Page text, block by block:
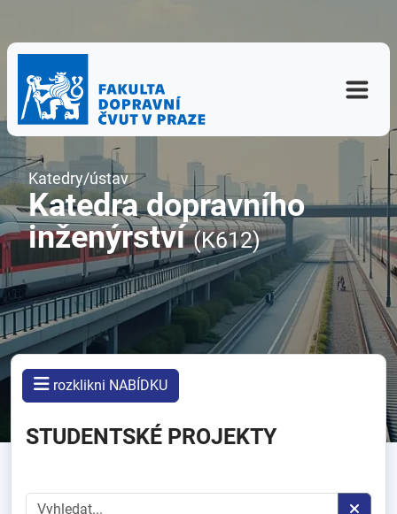
Katedry/ústav
Katedra dopravního
inženýrství(K612)
rozklikni NABÍDKU
STUDENTSKÉ PROJEKTY